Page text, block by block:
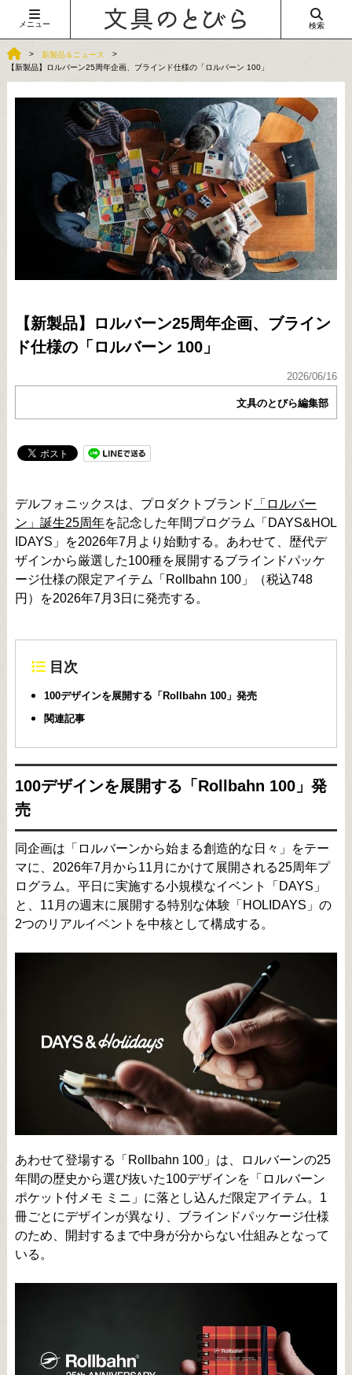
メニュー 検索
新製品＆ニュース
【新製品】ロルバーン25周年企画、ブラインド仕様の「ロルバーン 100」
【新製品】ロルバーン25周年企画、ブライン
ド仕様の「ロルバーン 100」
2026/06/16
文具のとびら編集部
デルフォニックスは、プロダクトブランド
「ロルバー
ン」誕生25周年を記念した年間プログラム「DAYS&HOL
IDAYS」を2026年7月より始動する。あわせて、歴代デ
ザインから厳選した100種を展開するブラインドパッケ
ージ仕様の限定アイテム「Rollbahn 100」（税込748
円）を2026年7月3日に発売する。
目次
100デザインを展開する「Rollbahn 100」発売
関連記事
100デザインを展開する「Rollbahn 100」発
売
同企画は「ロルバーンから始まる創造的な日々」をテー
マに、2026年7月から11月にかけて展開される25周年プ
ログラム。平日に実施する小規模なイベント「DAYS」
と、11月の週末に展開する特別な体験「HOLIDAYS」の
2つのリアルイベントを中核として構成する。
あわせて登場する「Rollbahn 100」は、ロルバーンの25
年間の歴史から選び抜いた100デザインを「ロルバーン
ポケット付メモ ミニ」に落とし込んだ限定アイテム。1
冊ごとにデザインが異なり、ブラインドパッケージ仕様
のため、開封するまで中身が分からない仕組みとなって
いる。